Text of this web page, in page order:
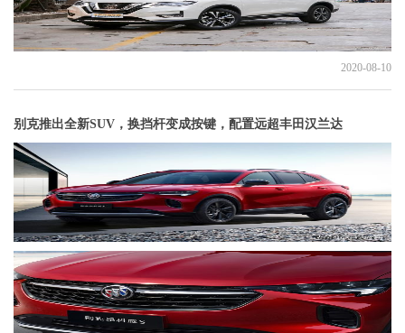
2020-08-10
别克推出全新SUV，换挡杆变成按键，配置远超丰田汉兰达